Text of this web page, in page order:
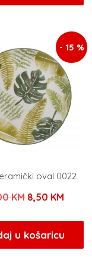
je:
- 15 %
oval 0022
KM Izvorna
bila
je:
8,50 KM
je:
8,50
u košaricu